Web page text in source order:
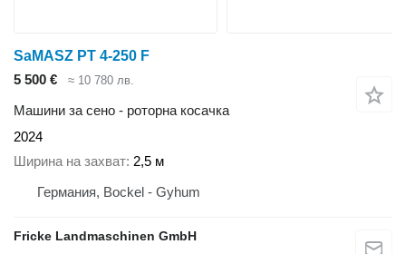
SaMASZ PT 4-250 F
5 500 €
≈ 10 780 лв.
Машини за сено - роторна косачка
2024
Ширина на захват 2,5 м
Германия, Bockel - Gyhum
Fricke Landmaschinen GmbH